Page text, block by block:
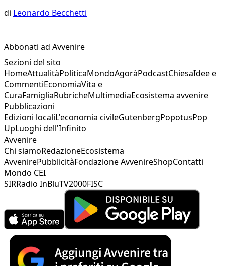
di Leonardo Becchetti
Abbonati ad Avvenire
Sezioni del sito
HomeAttualitàPoliticaMondoAgoràPodcastChiesaIdee e
CommentiEconomiaVita e
CuraFamigliaRubricheMultimediaEcosistema avvenire
Pubblicazioni
Edizioni localiL'economia civileGutenbergPopotusPop
UpLuoghi dell'Infinito
Avvenire
Chi siamoRedazioneEcosistema
AvvenirePubblicitàFondazione AvvenireShopContatti
Mondo CEI
SIRRadio InBluTV2000FISC